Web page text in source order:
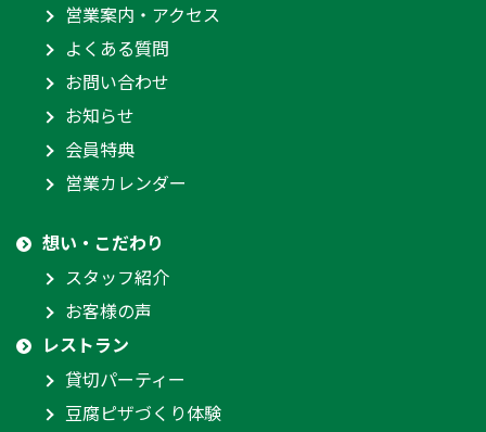
営業案内・アクセス
よくある質問
お問い合わせ
お知らせ
会員特典
営業カレンダー
想い・こだわり
スタッフ紹介
お客様の声
レストラン
貸切パーティー
豆腐ピザづくり体験